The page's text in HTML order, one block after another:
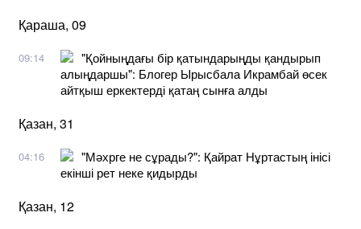
Қараша, 09
09:14
"Қойныңдағы бір қатындарыңды қандырып
алыңдаршы": Блогер Ырысбала Икрамбай өсек
айтқыш еркектерді қатаң сынға алды
Қазан, 31
04:16
"Мәхрге не сұрады?": Қайрат Нұртастың інісі
екінші рет неке қидырды
Қазан, 12